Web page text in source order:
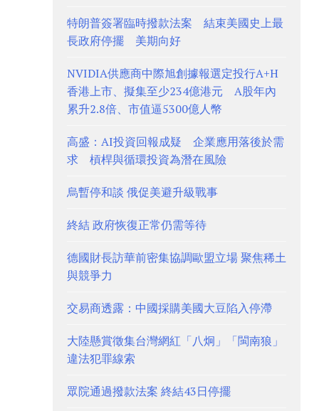
特朗普簽署臨時撥款法案 結束美國史上最
長政府停擺 美期向好
NVIDIA供應商中際旭創據報選定投行A+H
香港上市、擬集至少234億港元 A股年內
累升2.8倍、市值逼5300億人幣
高盛：AI投資回報成疑 企業應用落後於需
求 槓桿與循環投資為潛在風險
烏暫停和談 俄促美避升級戰事
終結 政府恢復正常仍需等待
德國財長訪華前密集協調歐盟立場 聚焦稀土
與競爭力
交易商透露：中國採購美國大豆陷入停滯
大陸懸賞徵集台灣網紅「八炯」「閩南狼」
違法犯罪線索
眾院通過撥款法案 終結43日停擺